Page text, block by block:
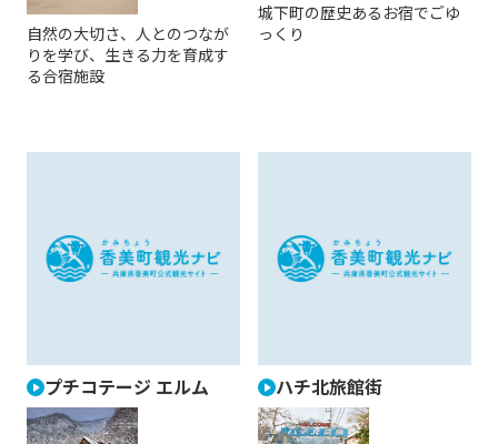
自然の大切さ、人とのつなが
りを学び、生きる力を育成す
る合宿施設
城下町の歴史あるお宿でごゆ
っくり
プチコテージ エルム ハチ北旅館街